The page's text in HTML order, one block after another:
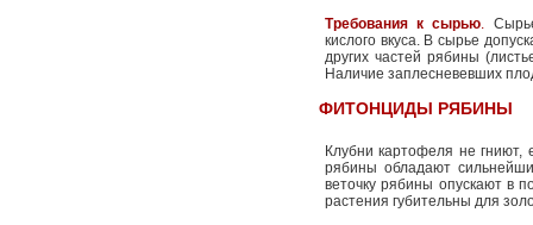
Требования к сырью.
кислого вкуса. В сырье
других частей рябины
Наличие заплесневевших
ФИТОНЦИДЫ РЯБИНЫ
Клубни картофеля не
рябины обладают
веточку рябины опускают в
растения губительны для